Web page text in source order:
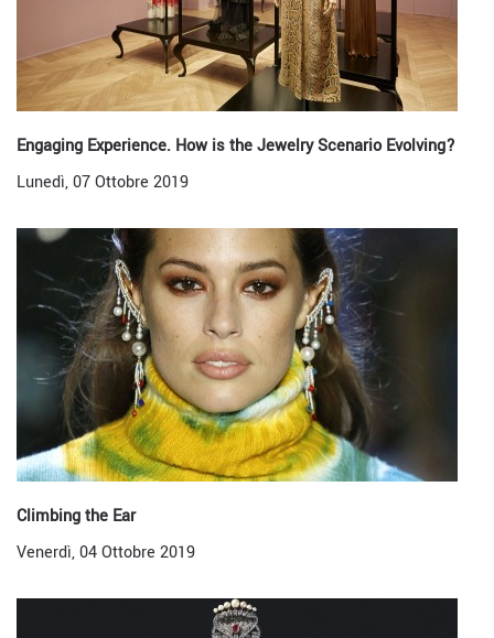
Engaging Experience. How is the Jewelry Scenario Evolving?
Lunedì, 07 Ottobre 2019
Climbing the Ear
Venerdì, 04 Ottobre 2019